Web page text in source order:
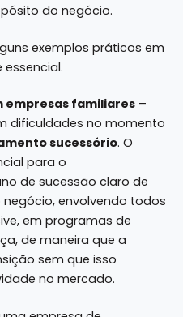
do negócio.
exemplos práticos em
empresas familiares –
dificuldades no momento
sucessório. O
para o
de sucessão claro de
envolvendo todos
em programas de
de maneira que a
sem que isso
no mercado.